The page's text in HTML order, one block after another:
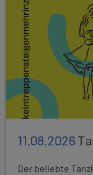
11.08.2026
Der beliebte